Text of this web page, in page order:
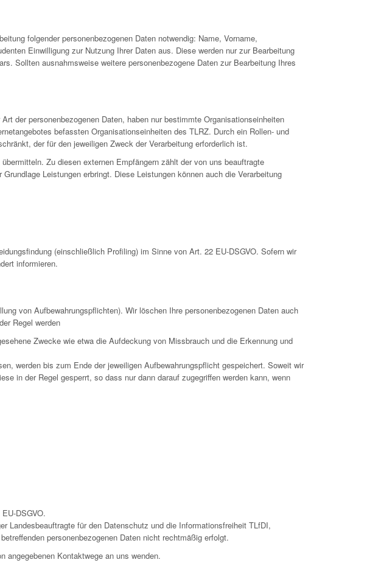
folgender personenbezogenen Daten notwendig: Name, Vorname,
Einwilligung zur Nutzung Ihrer Daten aus. Diese werden nur zur Bearbeitung
Sollten ausnahmsweise weitere personenbezogene Daten zur Bearbeitung Ihres
der personenbezogenen Daten, haben nur bestimmte Organisationseinheiten
befassten Organisationseinheiten des TLRZ. Durch ein Rollen- und
der für den jeweiligen Zweck der Verarbeitung erforderlich ist.
Zu diesen externen Empfängern zählt der von uns beauftragte
Leistungen erbringt. Diese Leistungen können auch die Verarbeitung
(einschließlich Profiling) im Sinne von Art. 22 EU-DSGVO. Sofern wir
informieren.
von Aufbewahrungspflichten). Wir löschen Ihre personenbezogenen Daten auch
Regel werden
Zwecke wie etwa die Aufdeckung von Missbrauch und die Erkennung und
werden bis zum Ende der jeweiligen Aufbewahrungspflicht gespeichert. Soweit wir
in der Regel gesperrt, so dass nur dann darauf zugegriffen werden kann, wenn
DSGVO.
Landesbeauftragte für den Datenschutz und die Informationsfreiheit TLfDI,
personenbezogenen Daten nicht rechtmäßig erfolgt.
angegebenen Kontaktwege an uns wenden.